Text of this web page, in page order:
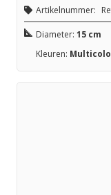
Artikelnummer:
Diameter: 15 cm
Kleuren: